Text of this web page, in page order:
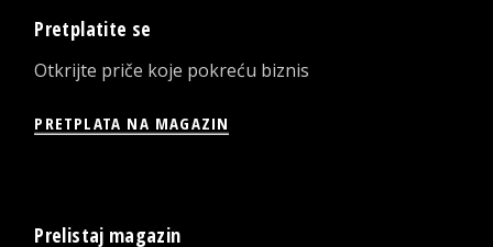
Pretplatite se
Otkrijte priče koje pokreću biznis
PRETPLATA NA MAGAZIN
Prelistaj magazin